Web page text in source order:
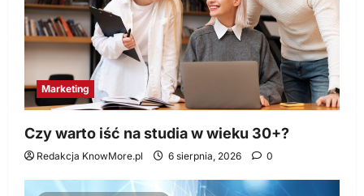
Marketing
Czy warto iść na studia w wieku 30+?
Redakcja KnowMore.pl 6 sierpnia, 2026 0